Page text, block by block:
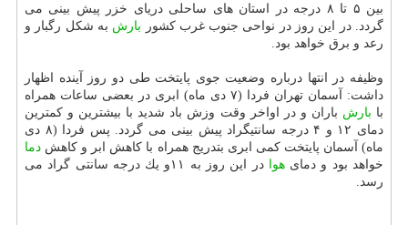
بین ۵ تا ۸ درجه در استان های ساحلی دریای خزر پیش بینی می
گردد. در این روز در نواحی جنوب غرب كشور بارش به شكل رگبار و
رعد و برق خواهد بود.
وظیفه در انتها درباره وضعیت جوی پایتخت طی دو روز آینده اظهار
داشت: آسمان تهران فردا (۷ دی ماه) ابری در بعضی ساعات همراه
با بارش باران و در اواخر وقت وزش باد شدید با بیشترین و كمترین
دمای ۱۲ و ۴ درجه سانتیگراد پیش بینی می گردد. پس فردا (۸ دی
ماه) آسمان پایتخت كمی ابری بتدریج همراه با كاهش ابر و كاهش دما
خواهد بود و دمایهوا
در این روز به ۱۱و یك درجه سانتی گراد می
رسد.